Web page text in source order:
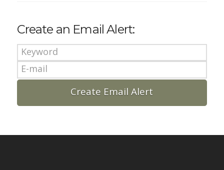
Create an Email Alert: